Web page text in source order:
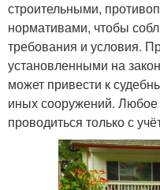
строительными,
нормативами, чтобы
требования и условия.
установленными на
может привести к
иных сооружений.
проводиться только с